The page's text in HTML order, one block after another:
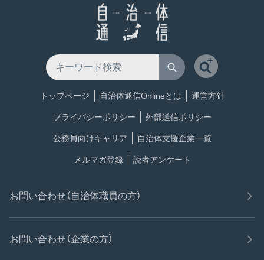
トップページ 自治体通信Onlineとは 運営方針
プライバシーポリシー 外部送信ポリシー
公務員向けキャリア 自治体支援企業一覧
メルマガ登録 読者アンケート
お問い合わせ（自治体職員の方）
お問い合わせ（企業の方）